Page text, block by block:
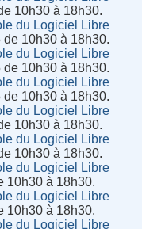
10h30 à 18h30.
du Logiciel Libre
10h30 à 18h30.
du Logiciel Libre
10h30 à 18h30.
du Logiciel Libre
10h30 à 18h30.
du Logiciel Libre
10h30 à 18h30.
du Logiciel Libre
10h30 à 18h30.
du Logiciel Libre
10h30 à 18h30.
du Logiciel Libre
10h30 à 18h30.
du Logiciel Libre